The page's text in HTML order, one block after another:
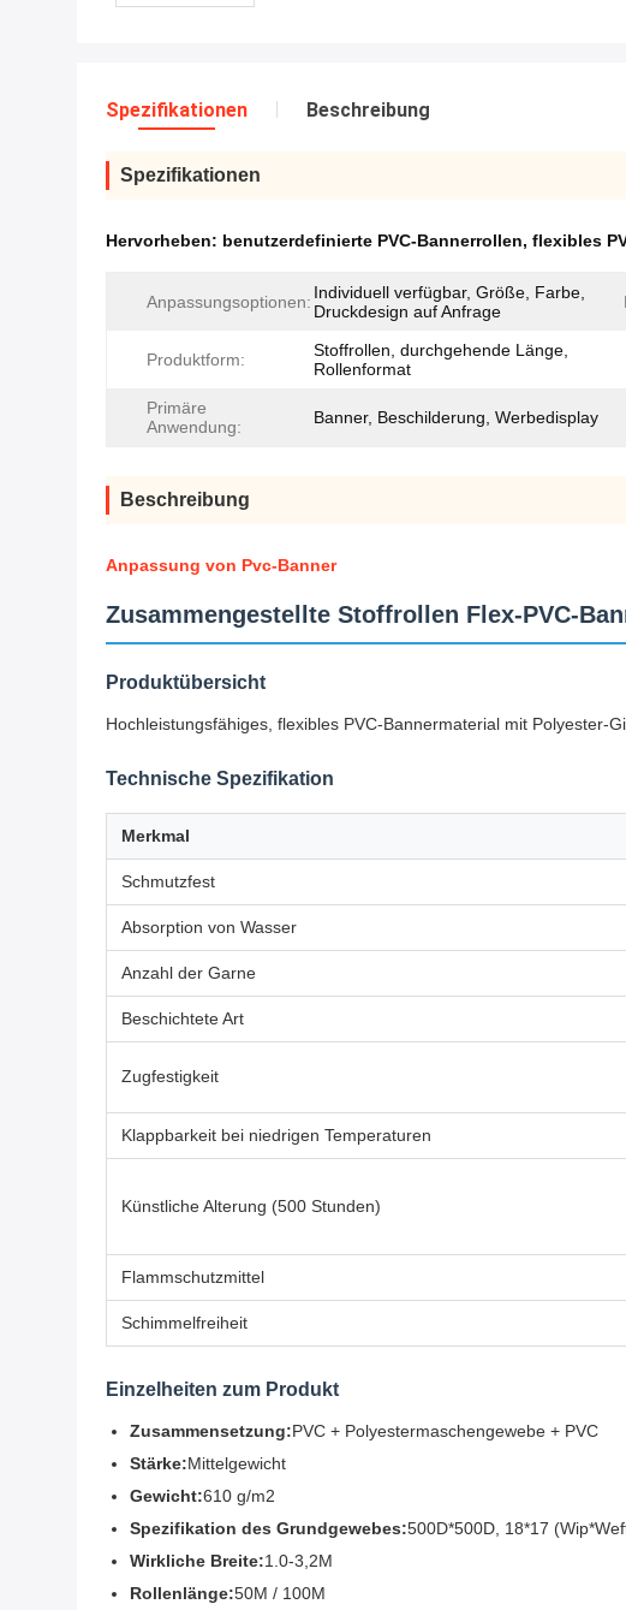
Spezifikationen Beschreibung
Spezifikationen
Hervorheben: benutzerdefinierte PVC-Bannerrollen, flexibles
Anpassungsoptionen: Individuell verfügbar, Größe, Farbe,
Druckdesign auf Anfrage
Produktform:
Stoffrollen, durchgehende Länge,
Rollenformat
Primäre
Anwendung:
Banner, Beschilderung, Werbedisplay
Beschreibung
Anpassung von Pvc-Banner
Zusammengestellte Stoffrollen Flex-PVC-
Produktübersicht
Hochleistungsfähiges, flexibles PVC-Bannermaterial mit Polyester-
Technische Spezifikation
Merkmal
Schmutzfest
Absorption von Wasser
Anzahl der Garne
Beschichtete Art
Zugfestigkeit
Klappbarkeit bei niedrigen Temperaturen
Künstliche Alterung (500 Stunden)
Flammschutzmittel
Schimmelfreiheit
Einzelheiten zum Produkt
Zusammensetzung:PVC + Polyestermaschengewebe + PVC
Stärke:Mittelgewicht
Gewicht:610 g/m2
Spezifikation des Grundgewebes:500D*500D, 18*17
Wirkliche Breite:1.0-3,2M
Rollenlänge:50M / 100M